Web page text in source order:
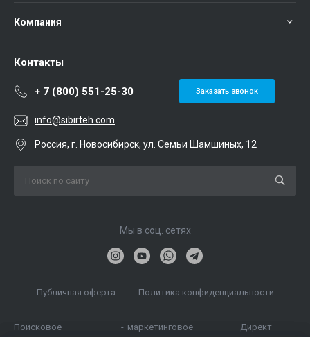
Компания
Контакты
+ 7 (800) 551-25-30 Заказать звонок
info@sibirteh.com
Россия, г. Новосибирск, ул. Семьи Шамшиных, 12
Мы в соц. сетях
Публичная оферта Политика конфиденциальности
Поисковое
- маркетинговое
Директ